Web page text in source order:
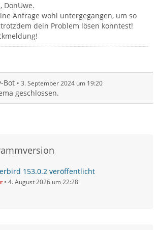
DonUwe.
Anfrage wohl untergegangen, um so
dein Problem lösen konntest!
Bot 3. September 2024 um 19:20
geschlossen.
153.0.2 veröffentlicht
4. August 2026 um 22:28